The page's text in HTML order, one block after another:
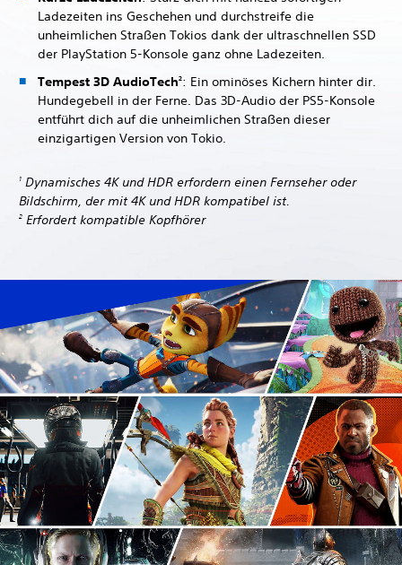
Ladezeiten ins Geschehen und durchstreife die
unheimlichen Straßen Tokios dank der ultraschnellen SSD
der PlayStation 5-Konsole ganz ohne Ladezeiten.
Tempest 3D AudioTech2: Ein ominöses Kichern hinter dir.
Hundegebell in der Ferne. Das 3D-Audio der PS5-Konsole
entführt dich auf die unheimlichen Straßen dieser
einzigartigen Version von Tokio.
1 Dynamisches 4K und HDR erfordern einen Fernseher oder
Bildschirm, der mit 4K und HDR kompatibel ist.
2 Erfordert kompatible Kopfhörer